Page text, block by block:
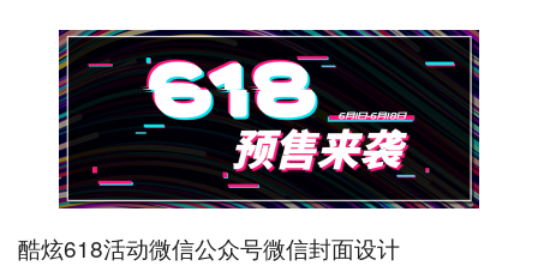
酷炫618活动微信公众号微信封面设计